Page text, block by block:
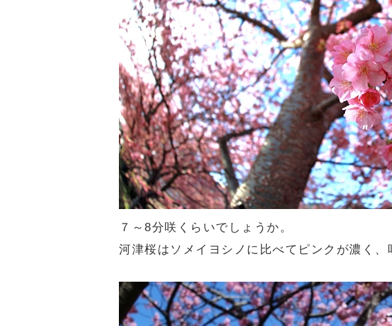
７～8分咲くらいでしょうか。
河津桜はソメイヨシノに比べてピンクが濃く、